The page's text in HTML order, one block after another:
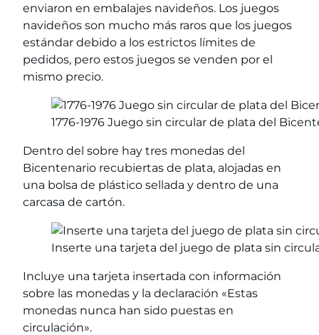
enviaron en embalajes navideños. Los juegos
navideños son mucho más raros que los juegos
estándar debido a los estrictos límites de
pedidos, pero estos juegos se venden por el
mismo precio.
1776-1976 Juego sin circular de plata del
Dentro del sobre hay tres monedas del
Bicentenario recubiertas de plata, alojadas en
una bolsa de plástico sellada y dentro de una
carcasa de cartón.
Inserte una tarjeta del juego de plata sin
Incluye una tarjeta insertada con información
sobre las monedas y la declaración «Estas
monedas nunca han sido puestas en
circulación».